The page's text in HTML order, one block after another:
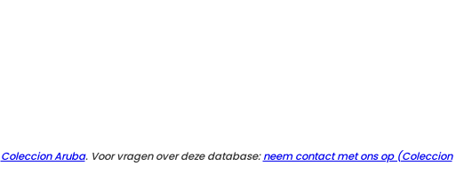
Coleccion Aruba. Voor vragen over deze database:neem contact met ons op (Coleccion